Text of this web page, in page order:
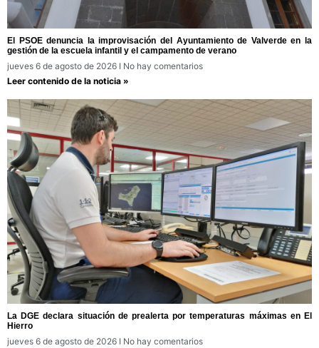
El PSOE denuncia la improvisación del Ayuntamiento de Valverde en la
gestión de la escuela infantil y el campamento de verano
jueves 6 de agosto de 2026
No hay comentarios
Leer contenido de la noticia »
La DGE declara situación de prealerta por temperaturas máximas en El
Hierro
jueves 6 de agosto de 2026
No hay comentarios